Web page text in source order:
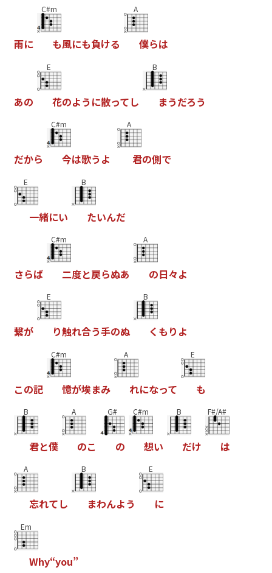
雨に
C#m
も風にも負ける
A
僕らは
あの
E
花のよう に散ってし
B
まうだろう
だから
C#m
今は歌う よ
A
君の側で
E
一緒にい
B
たいんだ
さらば
C#m
二度と戻らぬあ
A
の日々よ
繋が
E
り触れ合う手のぬ
B
く もり よ
この記
C#m
憶が埃まみ
A
れになって
E
も
B
君と僕
A
のこ
G#
の
C#m
想い
B
だけ
F#/A#
は
A
忘れてし
B
まわんよう
E
に
Em
Why“you”